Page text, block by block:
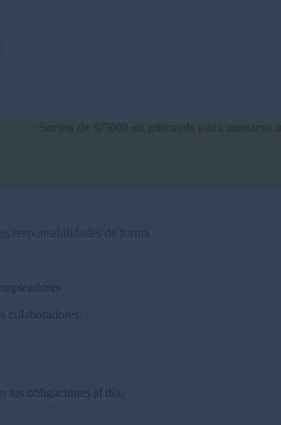
colaboradores.
tus obligaciones al día.